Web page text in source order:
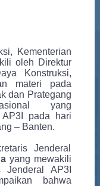
Kementerian
oleh Direktur
Konstruksi,
materi pada
dan Prategang
yang
pada hari
– Banten.
Jenderal
yang mewakili
Jenderal AP3I
bahwa